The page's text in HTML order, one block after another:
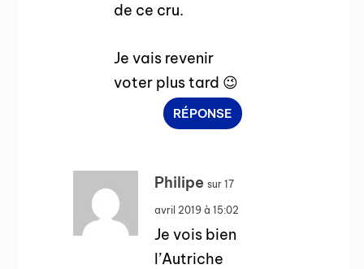
de ce cru.
Je vais revenir
voter plus tard 😉
RÉPONSE
Philipe sur 17
avril 2019 à 15:02
Je vois bien
l’Autriche